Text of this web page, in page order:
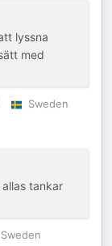
lyssna
med
Sweden
tankar
Sweden